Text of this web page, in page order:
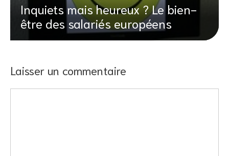
Inquiets mais heureux ? Le bien-
être des salariés européens
Laisser un commentaire